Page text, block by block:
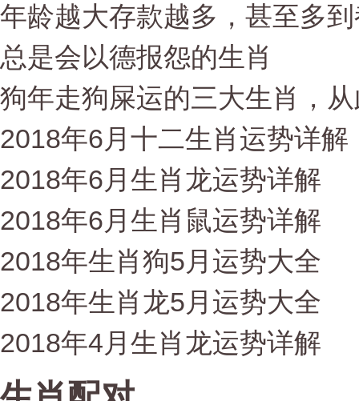
年龄越大存款越多，甚至多
总是会以德报怨的生肖
狗年走狗屎运的三大生肖，
2018年6月十二生肖运势详解
2018年6月生肖龙运势详解
2018年6月生肖鼠运势详解
2018年生肖狗5月运势大全
2018年生肖龙5月运势大全
2018年4月生肖龙运势详解